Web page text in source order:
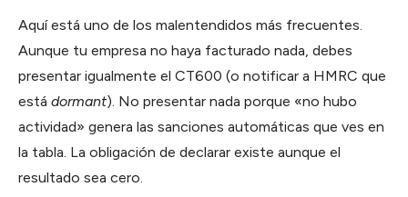
Aquí está uno de los malentendidos más frecuentes.
Aunque tu empresa no haya facturado nada, debes
presentar igualmente el CT600 (o notificar a HMRC que
está dormant). No presentar nada porque «no hubo
actividad» genera las sanciones automáticas que ves en
la tabla. La obligación de declarar existe aunque el
resultado sea cero.